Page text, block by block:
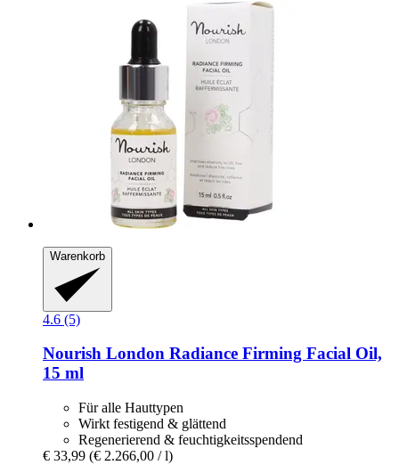
Warenkorb
4.6 (5)
Nourish London Radiance Firming Facial Oil,
15 ml
Für alle Hauttypen
Wirkt festigend & glättend
Regenerierend & feuchtigkeitsspendend
€ 33,99 (€ 2.266,00 / l)